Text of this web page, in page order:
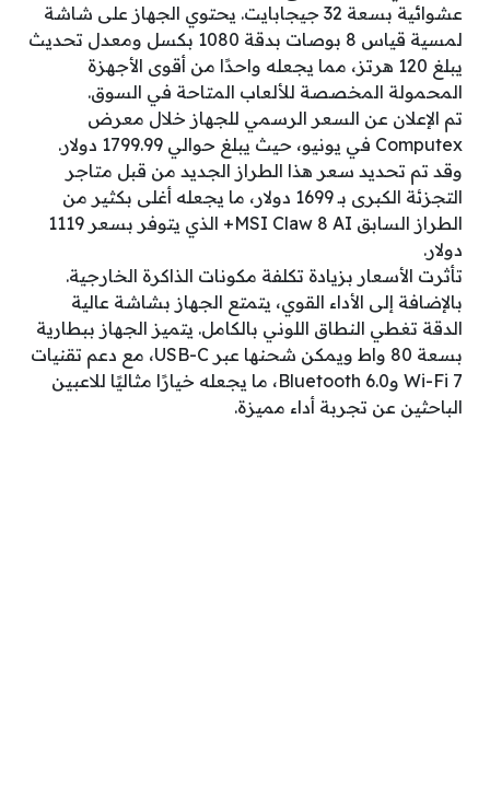
عشوائية بسعة 32 جيجابايت. يحتوي الجهاز على شاشة
لمسية قياس 8 بوصات بدقة 1080 بكسل ومعدل تحديث
يبلغ 120 هرتز، مما يجعله واحدًا من أقوى الأجهزة
المحمولة المخصصة للألعاب المتاحة في السوق.
تم الإعلان عن السعر الرسمي للجهاز خلال معرض
Computex في يونيو، حيث يبلغ حوالي 1799.99 دولار.
وقد تم تحديد سعر هذا الطراز الجديد من قبل متاجر
التجزئة الكبرى بـ 1699 دولار، ما يجعله أغلى بكثير من
الطراز السابق MSI Claw 8 AI+ الذي يتوفر بسعر 1119
دولار.
تأثرت الأسعار بزيادة تكلفة مكونات الذاكرة الخارجية.
بالإضافة إلى الأداء القوي، يتمتع الجهاز بشاشة عالية
الدقة تغطي النطاق اللوني بالكامل. يتميز الجهاز ببطارية
بسعة 80 واط ويمكن شحنها عبر USB-C، مع دعم تقنيات
Wi-Fi 7 وBluetooth 6.0، ما يجعله خيارًا مثاليًا للاعبين
الباحثين عن تجربة أداء مميزة.